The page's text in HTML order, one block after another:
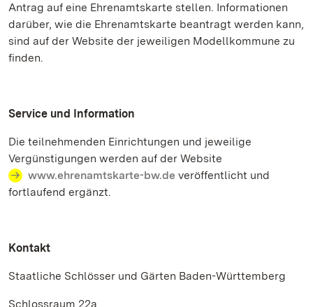
Antrag auf eine Ehrenamtskarte stellen. Informationen
darüber, wie die Ehrenamtskarte beantragt werden kann,
sind auf der Website der jeweiligen Modellkommune zu
finden.
Service und Information
Die teilnehmenden Einrichtungen und jeweilige
Vergünstigungen werden auf der Website
www.ehrenamtskarte-bw.de veröffentlicht und
fortlaufend ergänzt.
Kontakt
Staatliche Schlösser und Gärten Baden-Württemberg
Schlossraum 22a